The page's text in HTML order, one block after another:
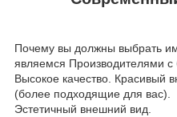
Почему вы должны выбрать
являемся Производителями
Высокое качество. Красивый
(более подходящие для вас).
Эстетичный внешний вид.